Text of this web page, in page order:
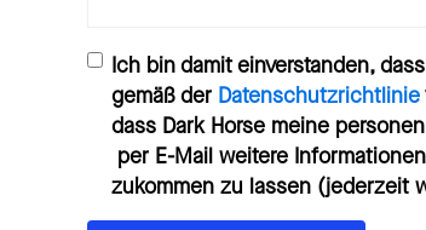
Ich bin damit einverstanden,
gemäß der Datenschutzrichtlinie
dass Dark Horse meine
per E-Mail weitere
zukommen zu lassen (jederzeit